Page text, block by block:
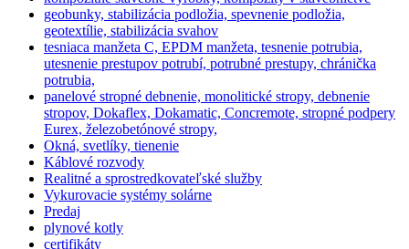
geobunky, stabilizácia podložia, spevnenie podložia,
geotextílie, stabilizácia svahov
tesniaca manžeta C, EPDM manžeta, tesnenie potrubia,
utesnenie prestupov potrubí, potrubné prestupy, chránička
potrubia,
panelové stropné debnenie, monolitické stropy, debnenie
stropov, Dokaflex, Dokamatic, Concremote, stropné podpery
Eurex, železobetónové stropy,
Okná, svetlíky, tienenie
Káblové rozvody
Realitné a sprostredkovateľské služby
Vykurovacie systémy solárne
Predaj
plynové kotly
certifikáty